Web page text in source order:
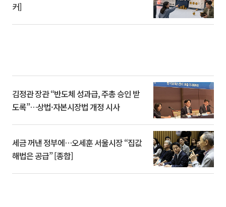
커]
김정관 장관 “반도체 성과급, 주총 승인 받
도록”…상법·자본시장법 개정 시사
세금 꺼낸 정부에…오세훈 서울시장 “집값
해법은 공급” [종합]